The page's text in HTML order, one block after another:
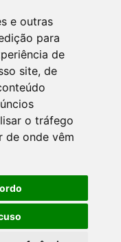
e outras
para
de
site, de
o tráfego
de onde vêm
OS DIREITOS